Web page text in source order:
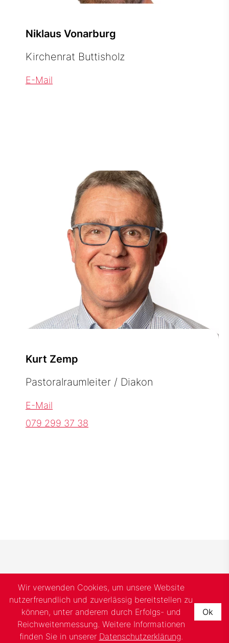
Niklaus Vonarburg
Kirchenrat Buttisholz
E-Mail
Kurt Zemp
Pastoralraumleiter / Diakon
E-Mail
079 299 37 38
Wir verwenden Cookies, um unsere Website
nutzerfreundlich und zuverlässig bereitstellen zu
können, unter anderem durch Erfolgs- und
Reichweitenmessung. Weitere Informationen
finden Sie in unserer Datenschutzerklärung.
Ok